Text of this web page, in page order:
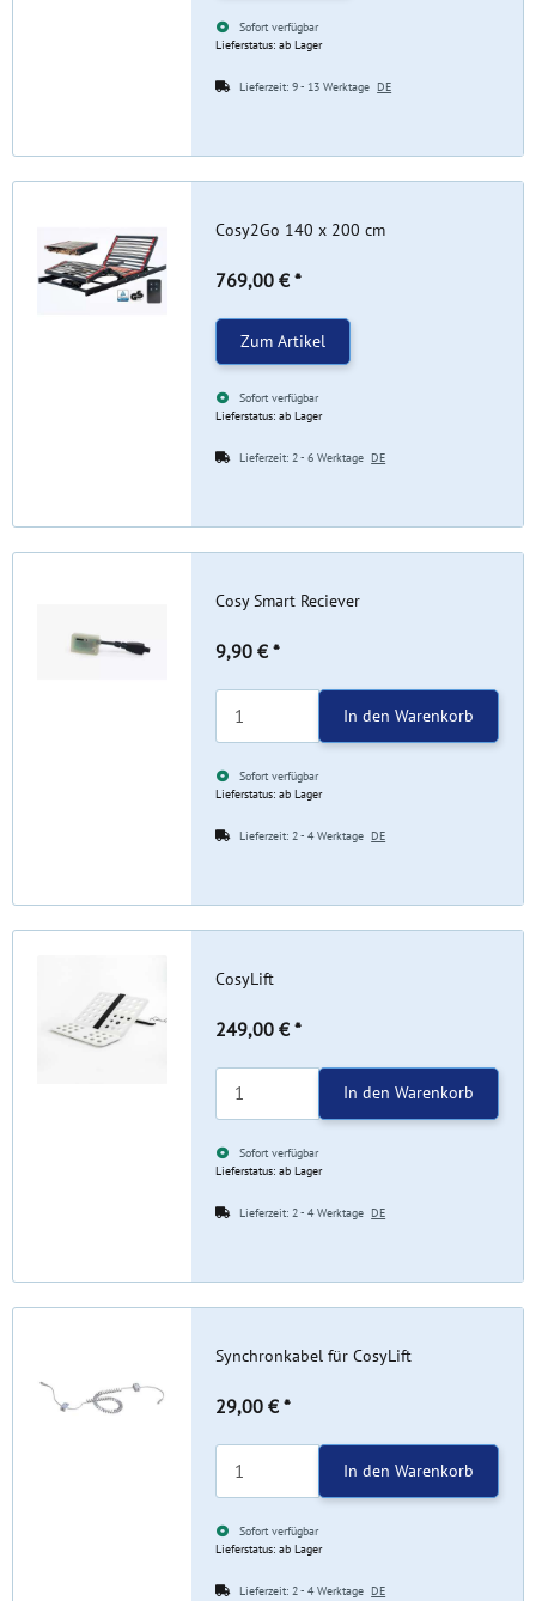
Sofort verfügbar
Lieferstatus: ab Lager
Lieferzeit:9 - 13 WerktageDE
Cosy2Go 140 x 200 cm
769,00 € *
Zum Artikel
Sofort verfügbar
Lieferstatus: ab Lager
Lieferzeit:2 - 6 WerktageDE
Cosy Smart Reciever
9,90 € *
In den Warenkorb
Sofort verfügbar
Lieferstatus: ab Lager
Lieferzeit: 2 - 4 WerktageDE
CosyLift
249,00 € *
In den Warenkorb
Sofort verfügbar
Lieferstatus: ab Lager
Lieferzeit:2 - 4 WerktageDE
Synchronkabel für CosyLift
29,00 € *
In den Warenkorb
Sofort verfügbar
Lieferstatus: ab Lager
Lieferzeit: 2 - 4 WerktageDE